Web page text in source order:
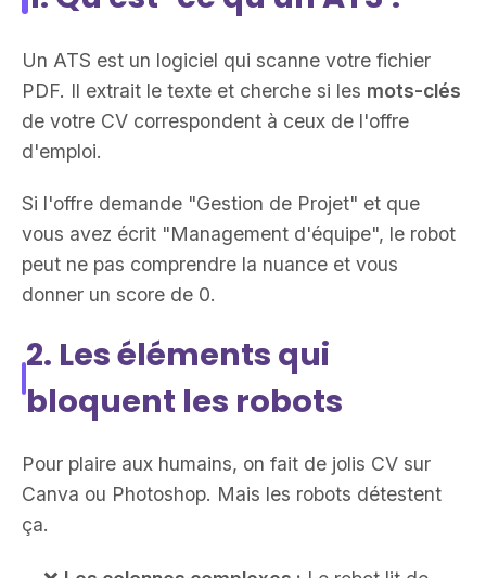
Un ATS est un logiciel qui scanne votre fichier
PDF. Il extrait le texte et cherche si les mots-clés
de votre CV correspondent à ceux de l'offre
d'emploi.
Si l'offre demande "Gestion de Projet" et que
vous avez écrit "Management d'équipe", le robot
peut ne pas comprendre la nuance et vous
donner un score de 0.
2. Les éléments qui
bloquent les robots
Pour plaire aux humains, on fait de jolis CV sur
Canva ou Photoshop. Mais les robots détestent
ça.